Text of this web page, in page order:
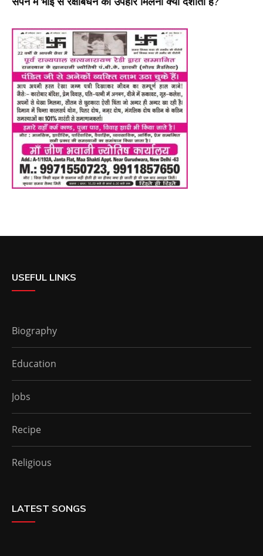
USEFUL LINKS
Biography
Education
Jobs
Recipe
Religious
LATEST SONGS